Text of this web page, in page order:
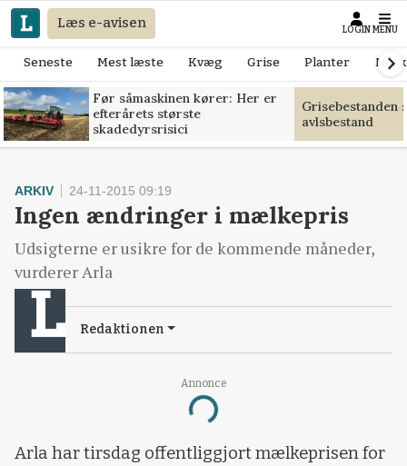
Læs e-avisen LOGIN MENU
Seneste Mest læste Kvæg Grise Planter
Før såmaskinen kører: Her er
efterårets største
skadedyrsrisici
Grisebestanden
avlsbestand
Annonce
Loading...
ARKIV 24-11-2015 09:19
Ingen ændringer i mælkepris
Udsigterne er usikre for de kommende måneder,
vurderer Arla
Redaktionen
Arla har tirsdag offentliggjort mælkeprisen for